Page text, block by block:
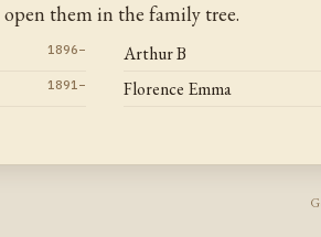
open them in the family tree.
1896–
1891–
Arthur B
Florence Emma